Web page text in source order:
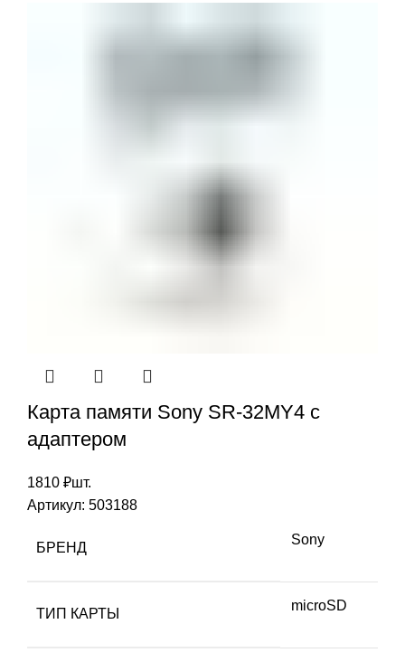
Карта памяти Sony SR-32MY4 с
адаптером
1810 ₽шт.
Артикул: 503188
БРЕНД
Sony
ТИП КАРТЫ
microSD